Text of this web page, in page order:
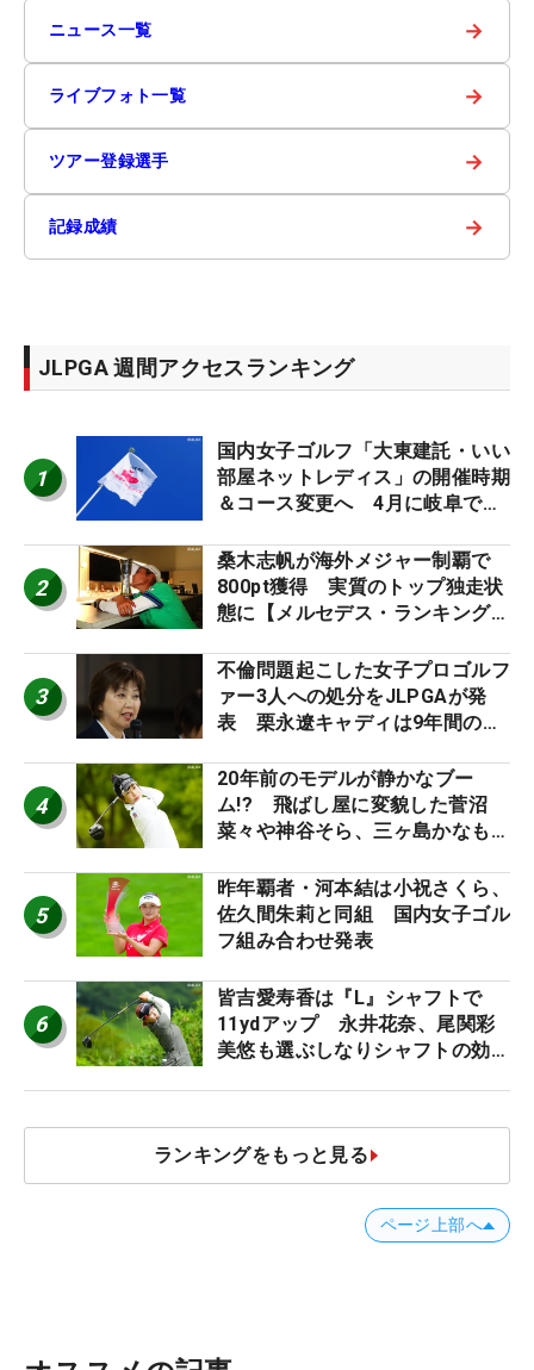
ニュース一覧 →
ライブフォト一覧 →
ツアー登録選手 →
記録成績 →
JLPGA 週間アクセスランキング
1
国内女子ゴルフ「大東建託・いい
部屋ネットレディス」の開催時期
＆コース変更へ 4月に岐阜で開
2
桑木志帆が海外メジャー制覇で
800pt獲得 実質のトップ独走状
態に【メルセデス・ランキング番
3
不倫問題起こした女子プロゴルフ
ァー3人への処分をJLPGAが発
表 栗永遼キャディは9年間の立
4
20年前のモデルが静かなブー
ム!? 飛ばし屋に変貌した菅沼
菜々や神谷そら、三ヶ島かなも使
ロたちの“飛ばしギア”】
5
昨年覇者・河本結は小祝さくら、
佐久間朱莉と同組 国内女子ゴル
フ組み合わせ発表
6
皆吉愛寿香は『L』シャフトで
11ydアップ 永井花奈、尾関彩
美悠も選ぶしなりシャフトの効果
ランキングをもっと見る
ページ上部へ